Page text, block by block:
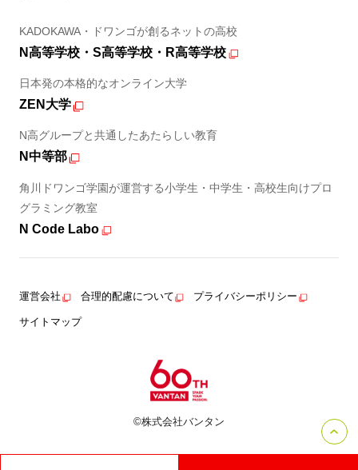
KADOKAWA・ドワンゴが創るネットの高校
N高等学校・S高等学校・R高等学校
日本発の本格的なオンライン大学
ZEN大学
N高グループと共通したあたらしい教育
N中等部
角川ドワンゴ学園が運営する小学生・中学生・高校生向けプロ
グラミング教室
N Code Labo
運営会社 合理的配慮について プライバシーポリシー
サイトマップ
©株式会社バンタン